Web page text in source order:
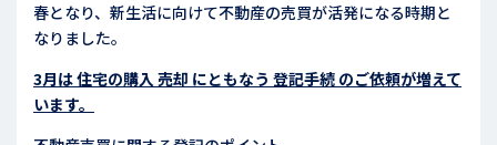
春となり、新生活に向けて不動産の売買が活発になる時期と
なりました。
3月は 住宅の購入 売却 にともなう 登記手続 のご依頼が増えて
います。